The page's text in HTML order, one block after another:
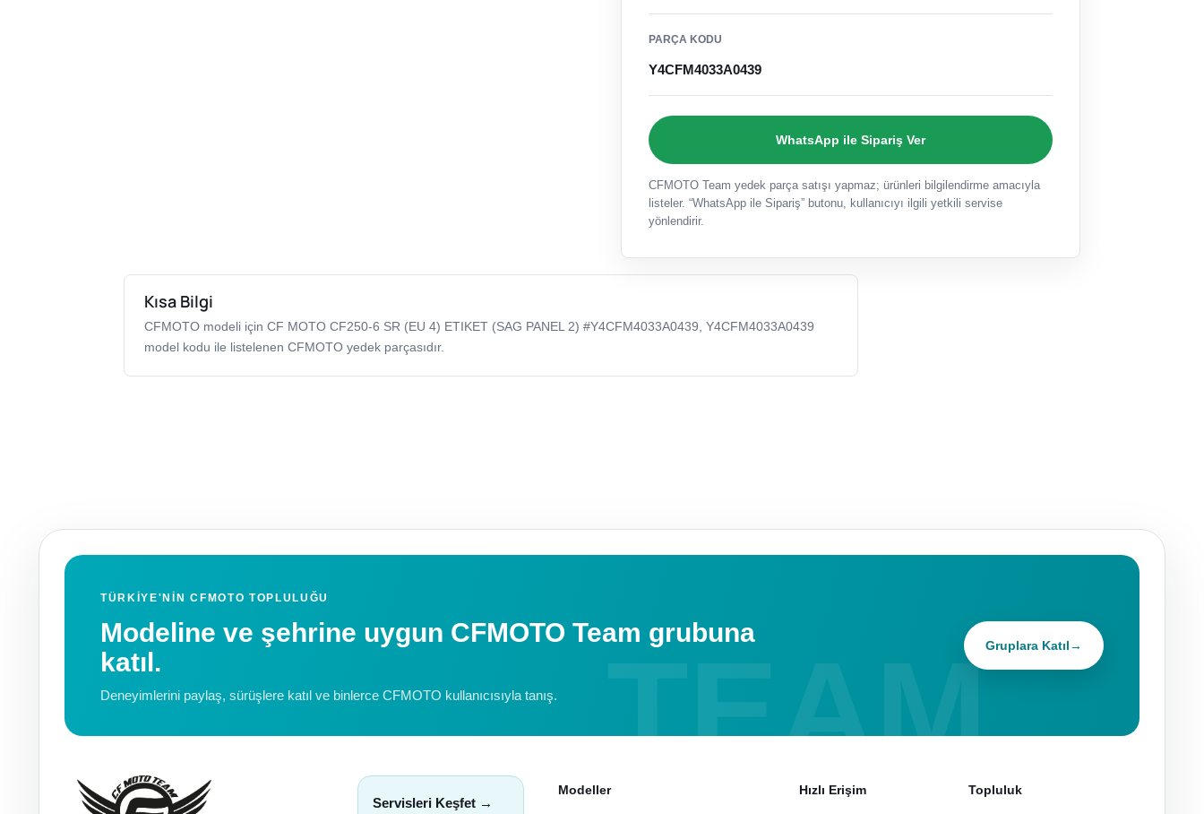
PARÇA KODU
Y4CFM4033A0439
WhatsApp ile Sipariş Ver
CFMOTO Team yedek parça satışı yapmaz; ürünleri bilgilendirme amacıyla
listeler. “WhatsApp ile Sipariş” butonu, kullanıcıyı ilgili yetkili servise
yönlendirir.
Kısa Bilgi
CFMOTO modeli için CF MOTO CF250-6 SR (EU 4) ETIKET (SAG PANEL 2) #Y4CFM4033A0439, Y4CFM4033A0439
model kodu ile listelenen CFMOTO yedek parçasıdır.
TÜRKIYE'NIN CFMOTO TOPLULUĞU
Modeline ve şehrine uygun CFMOTO Team grubuna
katıl.
Deneyimlerini paylaş, sürüşlere katıl ve binlerce CFMOTO kullanıcısıyla tanış.
Gruplara Katıl→
Servisleri Keşfet →
Modeller Hızlı Erişim Topluluk